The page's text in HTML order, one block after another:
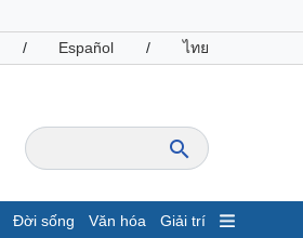
/ Español / ไทย
Đời sống Văn hóa Giải trí